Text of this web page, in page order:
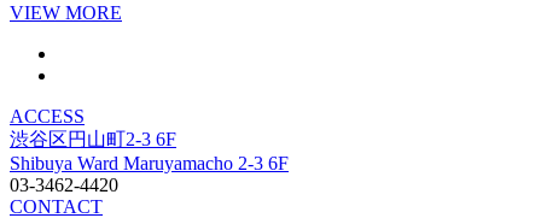
VIEW MORE
ACCESS
渋谷区円山町2-3 6F
Shibuya Ward Maruyamacho 2-3 6F
03-3462-4420
CONTACT